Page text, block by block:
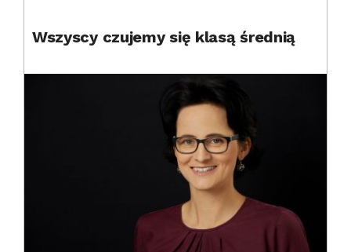
Wszyscy czujemy się klasą średnią